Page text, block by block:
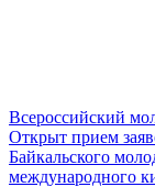
Всероссийский
Открыт прием
Байкальского
международного